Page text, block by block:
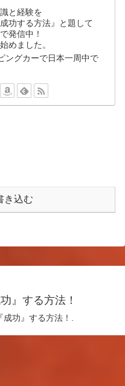
と経験を
功する方法』と題して
発信中！
めました。
ングカーで日本一周中で
き込む
』する方法！
功』する方法！.